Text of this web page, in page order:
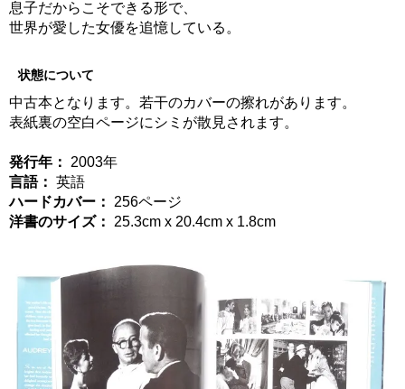
息子だからこそできる形で、
世界が愛した女優を追憶している。
状態について
中古本となります。若干のカバーの擦れがあります。
表紙裏の空白ページにシミが散見されます。
発行年：
2003年
言語： 英語
ハードカバー：
256ページ
洋書のサイズ：
25.3cm x 20.4cm x 1.8cm